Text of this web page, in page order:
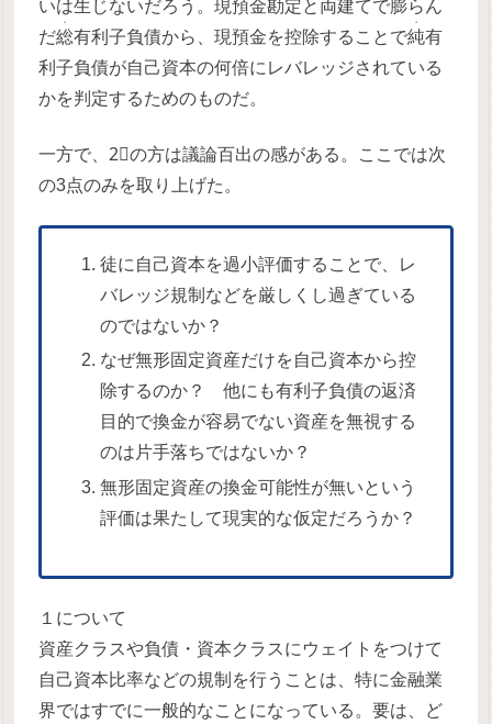
いは生じないだろう。現預金勘定と両建てで膨らん
だ総
・
有利子負債から、現預金を控除することで純
・
有
利子負債が自己資本の何倍にレバレッジされている
かを判定するためのものだ。
一方で、2⃣の方は議論百出の感がある。ここでは次
の3点のみを取り上げた。
徒に自己資本を過小評価することで、レ
バレッジ規制などを厳しくし過ぎている
のではないか？
なぜ無形固定資産だけを自己資本から控
除するのか？ 他にも有利子負債の返済
目的で換金が容易でない資産を無視する
のは片手落ちではないか？
無形固定資産の換金可能性が無いという
評価は果たして現実的な仮定だろうか？
１について
資産クラスや負債・資本クラスにウェイトをつけて
自己資本比率などの規制を行うことは、特に金融業
界ではすでに一般的なことになっている。要は、ど